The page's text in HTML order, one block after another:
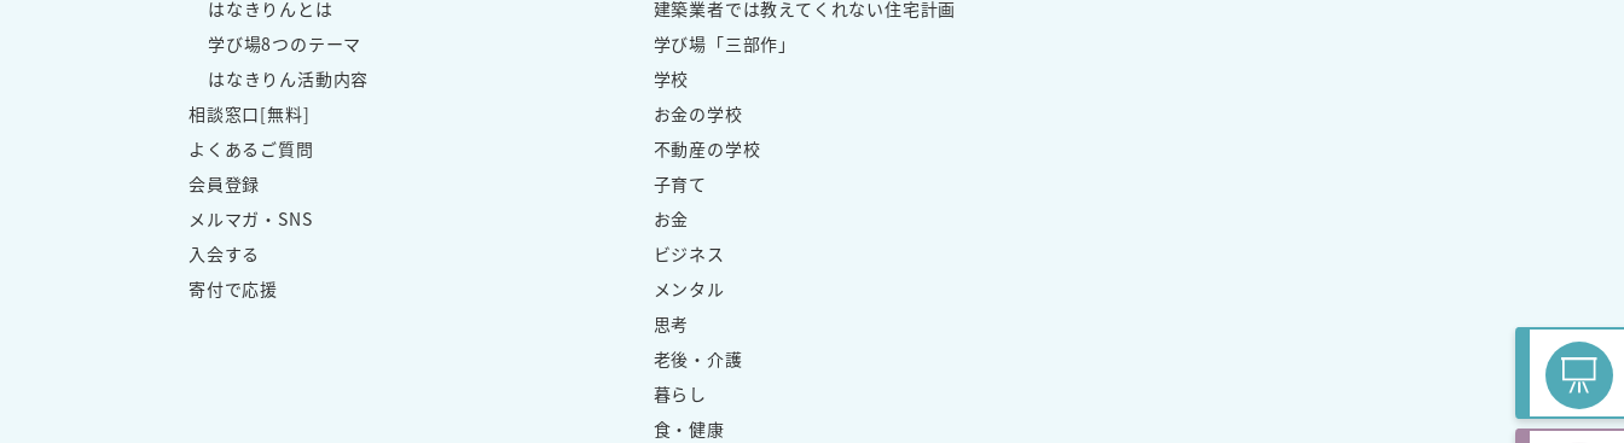
はなきりんとは
学び場8つのテーマ
はなきりん活動内容
相談窓口[無料]
よくあるご質問
会員登録
メルマガ・SNS
入会する
寄付で応援
建築業者では教えてくれない住宅計画
学び場「三部作」
学校
お金の学校
不動産の学校
子育て
お金
ビジネス
メンタル
思考
老後・介護
暮らし
食・健康